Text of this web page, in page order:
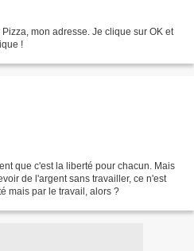
mon adresse. Je clique sur OK et
!
que c'est la liberté pour chacun. Mais
de l'argent sans travailler, ce n'est
mais par le travail, alors ?